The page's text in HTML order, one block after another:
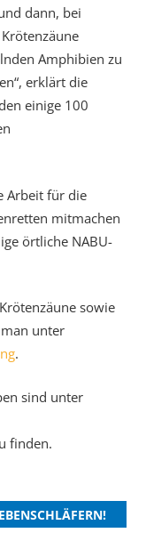
dann, bei
Amphibien zu
erklärt die
einige 100
Arbeit für die
mitmachen
örtliche NABU-
sowie
unter
.
sind unter
finden.